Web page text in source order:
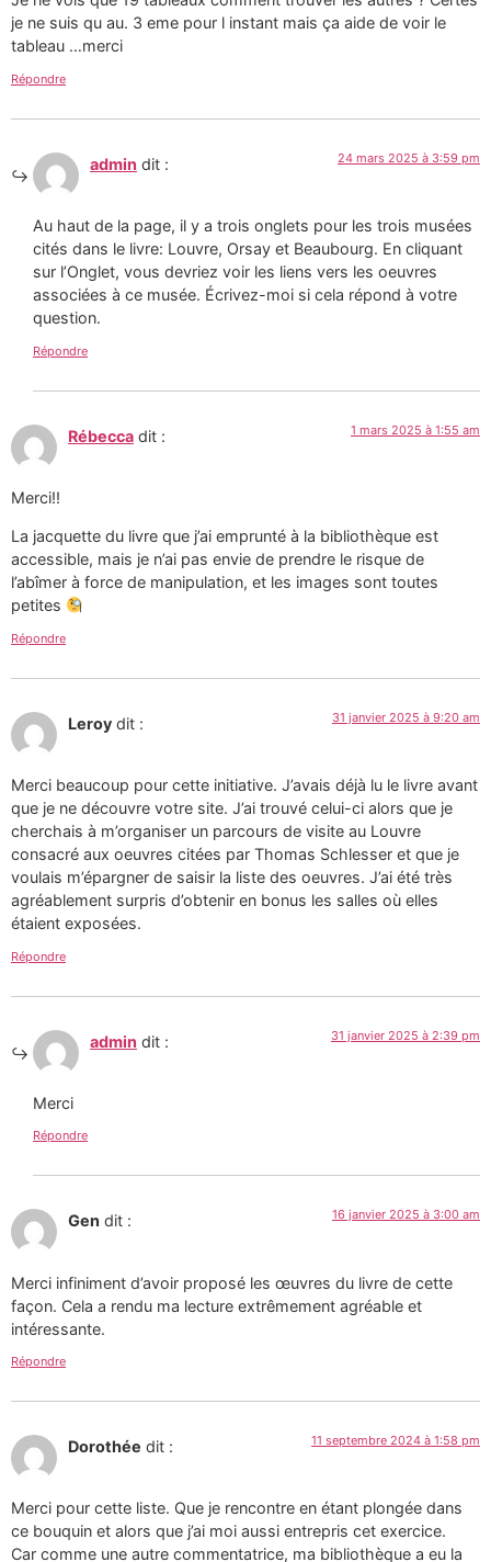
je ne suis qu au. 3 eme pour l instant mais ça aide de voir le
tableau …merci
Répondre
admin dit : 24 mars 2025 à 3:59 pm
Au haut de la page, il y a trois onglets pour les trois musées
cités dans le livre: Louvre, Orsay et Beaubourg. En cliquant
sur l’Onglet, vous devriez voir les liens vers les oeuvres
associées à ce musée. Écrivez-moi si cela répond à votre
question.
Répondre
Rébecca dit : 1 mars 2025 à 1:55 am
Merci!!
La jacquette du livre que j’ai emprunté à la bibliothèque est
accessible, mais je n’ai pas envie de prendre le risque de
l’abîmer à force de manipulation, et les images sont toutes
petites
Répondre
Leroy dit : 31 janvier 2025 à 9:20 am
Merci beaucoup pour cette initiative. J’avais déjà lu le livre avant
que je ne découvre votre site. J’ai trouvé celui-ci alors que je
cherchais à m’organiser un parcours de visite au Louvre
consacré aux oeuvres citées par Thomas Schlesser et que je
voulais m’épargner de saisir la liste des oeuvres. J’ai été très
agréablement surpris d’obtenir en bonus les salles où elles
étaient exposées.
Répondre
admin dit : 31 janvier 2025 à 2:39 pm
Merci
Répondre
Gen dit : 16 janvier 2025 à 3:00 am
Merci infiniment d’avoir proposé les œuvres du livre de cette
façon. Cela a rendu ma lecture extrêmement agréable et
intéressante.
Répondre
Dorothée dit : 11 septembre 2024 à 1:58 pm
Merci pour cette liste. Que je rencontre en étant plongée dans
ce bouquin et alors que j’ai moi aussi entrepris cet exercice.
Car comme une autre commentatrice, ma bibliothèque a eu la